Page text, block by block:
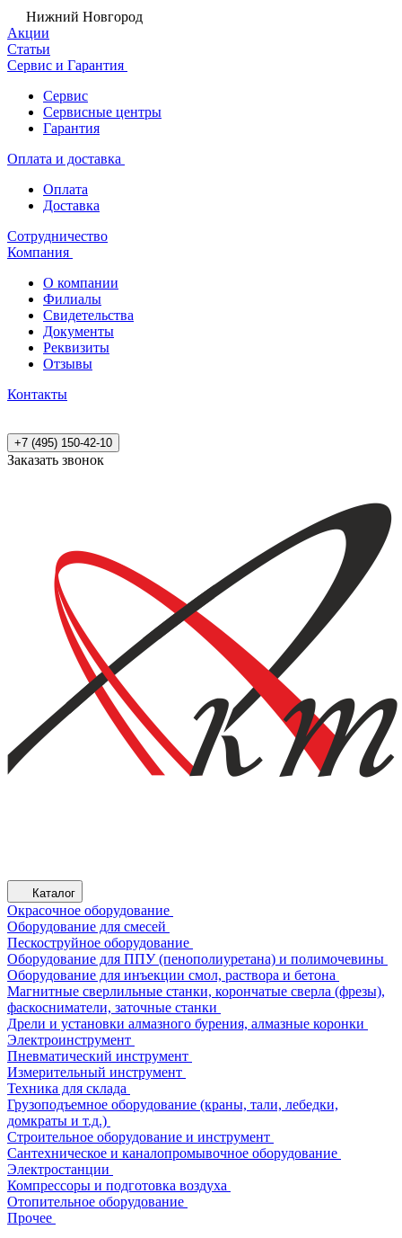
Нижний Новгород
Акции
Статьи
Сервис и Гарантия
Сервис
Сервисные центры
Гарантия
Оплата и доставка
Оплата
Доставка
Сотрудничество
Компания
О компании
Филиалы
Свидетельства
Документы
Реквизиты
Отзывы
Контакты
+7 (495) 150-42-10
Заказать звонок
Каталог
Окрасочное оборудование
Оборудование для смесей
Пескоструйное оборудование
Оборудование для ППУ (пенополиуретана) и полимочевины
Оборудование для инъекции смол, раствора и бетона
Магнитные сверлильные станки, корончатые сверла (фрезы),
фаскосниматели, заточные станки
Дрели и установки алмазного бурения, алмазные коронки
Электроинструмент
Пневматический инструмент
Измерительный инструмент
Техника для склада
Грузоподъемное оборудование (краны, тали, лебедки,
домкраты и т.д.)
Строительное оборудование и инструмент
Сантехническое и каналопромывочное оборудование
Электростанции
Компрессоры и подготовка воздуха
Отопительное оборудование
Прочее